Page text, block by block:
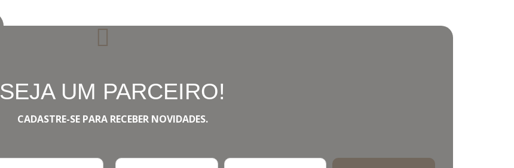
SEJA UM PARCEIRO!
CADASTRE-SE PARA RECEBER NOVIDADES.